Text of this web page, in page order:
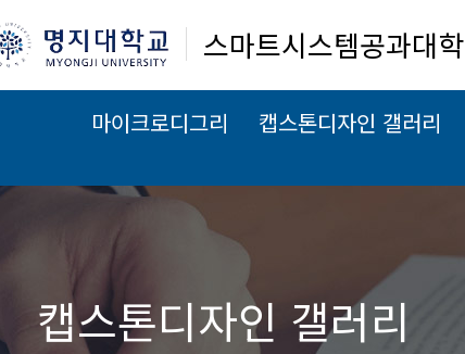
스마트시스템공과대학
마이크로디그리 캡스톤디자인 갤러리
캡스톤디자인 갤러리